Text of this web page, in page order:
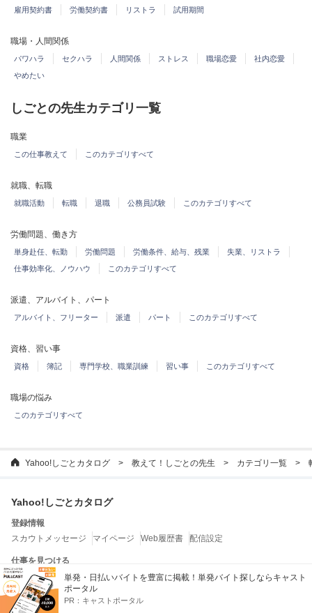
雇用契約書
労働契約書 リストラ 試用期間
職場・人間関係
パワハラ セクハラ 人間関係 ストレス 職場恋愛
社内恋愛
やめたい
しごとの先生カテゴリ一覧
職業
この仕事教えて このカテゴリすべて
就職、転職
就職活動 転職 退職 公務員試験 このカテゴリすべて
労働問題、働き方
単身赴任、転勤 労働問題 労働条件、給与、残業
失業、リストラ
仕事効率化、ノウハウ
このカテゴリすべて
派遣、アルバイト、パート
アルバイト、フリーター 派遣 パート このカテゴリすべて
資格、習い事
資格 簿記 専門学校、職業訓練 習い事 このカテゴリすべて
職場の悩み
このカテゴリすべて
Yahoo!しごとカタログ 教えて！しごとの先生 カテゴリ一覧
単発・日払いバイトを豊富に掲載！単発バイト探しならキャスト
ポータル
PR： キャストポータル
Yahoo!しごとカタログ
登録情報
スカウトメッセージ
マイページ Web履歴書 配信設定
仕事を見つける
企業を探す
特徴から企業を探す
ランキングから企業を探す
転職エージェントを探す